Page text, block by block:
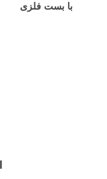
با بست فلزی